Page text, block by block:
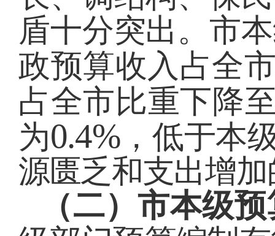
盾十分突出。市
政预算收入占全
占全市比重下降
为0.4%，低于本
源匮乏和支出增
（二）市本级